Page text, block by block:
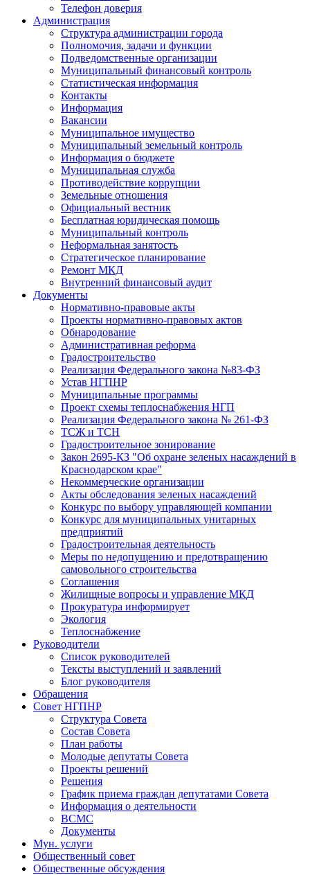
Телефон доверия
Администрация
Структура администрации города
Полномочия, задачи и функции
Подведомственные организации
Муниципальный финансовый контроль
Статистическая информация
Контакты
Информация
Вакансии
Муниципальное имущество
Муниципальный земельный контроль
Информация о бюджете
Муниципальная служба
Противодействие коррупции
Земельные отношения
Официальный вестник
Бесплатная юридическая помощь
Муниципальный контроль
Неформальная занятость
Стратегическое планирование
Ремонт МКД
Внутренний финансовый аудит
Документы
Нормативно-правовые акты
Проекты нормативно-правовых актов
Обнародование
Административная реформа
Градостроительство
Реализация Федерального закона №83-ФЗ
Устав НГПНР
Муниципальные программы
Проект схемы теплоснабжения НГП
Реализация Федерального закона № 261-ФЗ
ТСЖ и ТСН
Градостроительное зонирование
Закон 2695-КЗ "Об охране зеленых насаждений в
Краснодарском крае"
Некоммерческие организации
Акты обследования зеленых насаждений
Конкурс по выбору управляющей компании
Конкурс для муниципальных унитарных
предприятий
Градостроительная деятельность
Меры по недопущению и предотвращению
самовольного строительства
Соглашения
Жилищные вопросы и управление МКД
Прокуратура информирует
Экология
Теплоснабжение
Руководители
Список руководителей
Тексты выступлений и заявлений
Блог руководителя
Обращения
Совет НГПНР
Структура Совета
Состав Совета
План работы
Молодые депутаты Совета
Проекты решений
Решения
График приема граждан депутатами Совета
Информация о деятельности
ВСМС
Документы
Мун. услуги
Общественный совет
Общественные обсуждения